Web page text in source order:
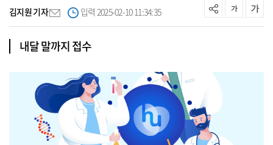
김지원 기자 입력 2025-02-10 11:34:35
내달 말까지 접수